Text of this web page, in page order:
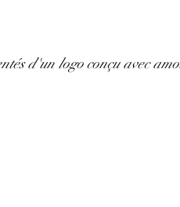
d'un logo conçu avec